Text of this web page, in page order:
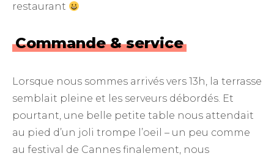
restaurant
Commande & service
Lorsque nous sommes arrivés vers 13h, la terrasse
semblait pleine et les serveurs débordés. Et
pourtant, une belle petite table nous attendait
au pied d’un joli trompe l’oeil – un peu comme
au festival de Cannes finalement, nous